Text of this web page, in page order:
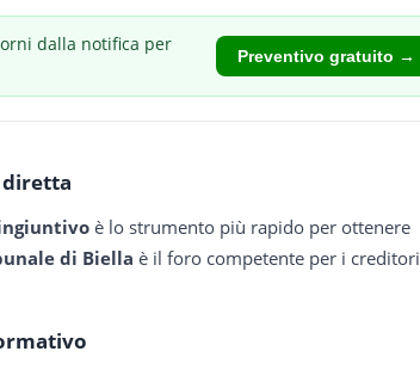
dalla notifica per
Preventivo gratuito →
diretta
è lo strumento più rapido per ottenere
di Biella è il foro competente per i creditori